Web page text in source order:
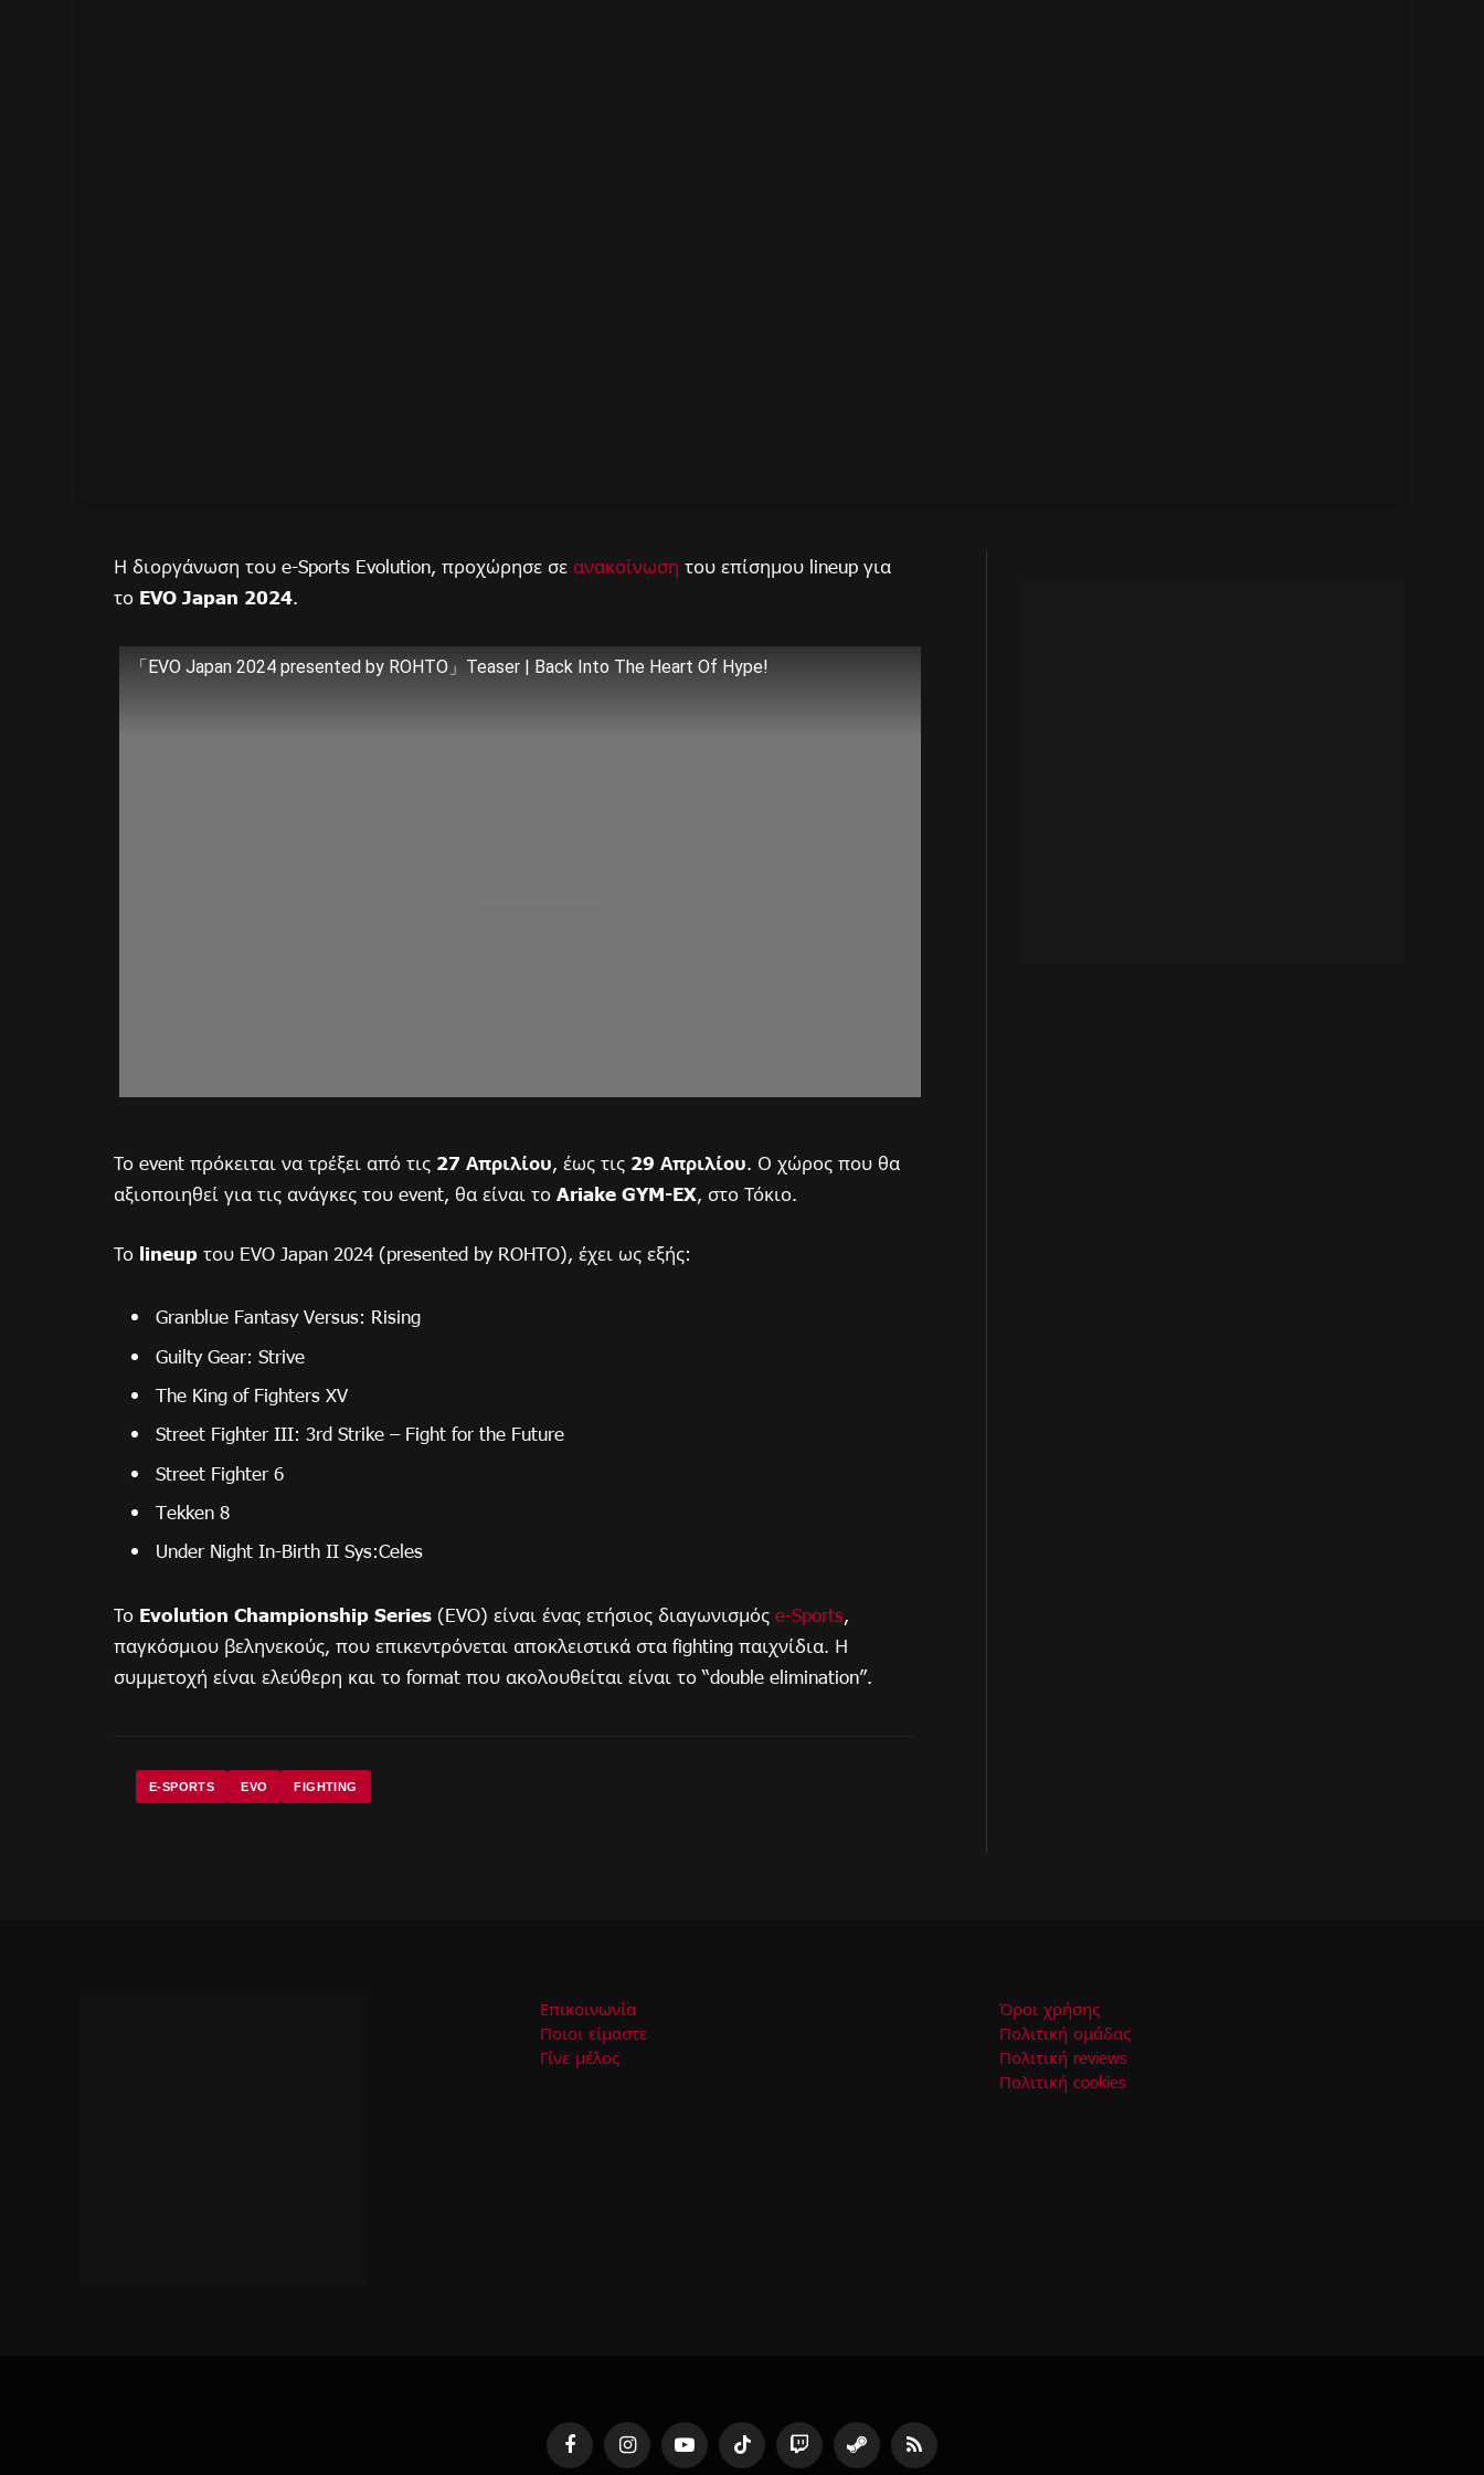
Η διοργάνωση του e-Sports Evolution, προχώρησε σε ανακοίνωση του επίσημου lineup για
το EVO Japan 2024.
「EVO Japan 2024 presented by ROHTO」Teaser | Back Into The Heart Of Hype!
Το event πρόκειται να τρέξει από τις 27 Απριλίου, έως τις 29 Απριλίου. Ο χώρος που θα
αξιοποιηθεί για τις ανάγκες του event, θα είναι το Ariake GYM-EX, στο Τόκιο.
Το lineup του EVO Japan 2024 (presented by ROHTO), έχει ως εξής:
Granblue Fantasy Versus: Rising
Guilty Gear: Strive
The King of Fighters XV
Street Fighter III: 3rd Strike – Fight for the Future
Street Fighter 6
Tekken 8
Under Night In-Birth II Sys:Celes
Το Evolution Championship Series (EVO) είναι ένας ετήσιος διαγωνισμός e-Sports,
παγκόσμιου βεληνεκούς, που επικεντρόνεται αποκλειστικά στα fighting παιχνίδια. Η
συμμετοχή είναι ελεύθερη και το format που ακολουθείται είναι το “double elimination”.
E-SPORTS EVO FIGHTING
Επικοινωνία
Ποιοι είμαστε
Γίνε μέλος
Όροι χρήσης
Πολιτική ομάδας
Πολιτική reviews
Πολιτική cookies
FacebookInstagramYouTubeTikTok Twitch Steam RSS